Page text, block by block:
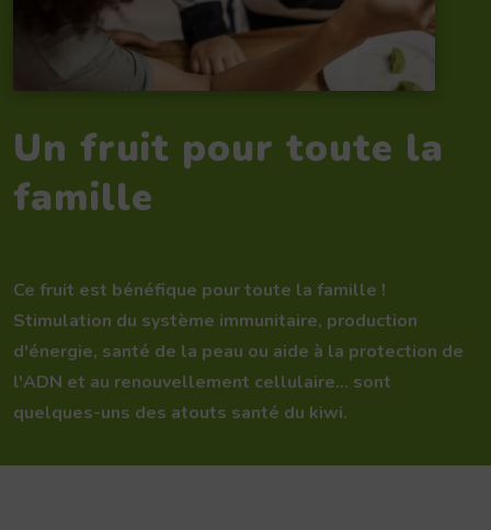
Un fruit pour toute la
famille
Ce fruit est bénéfique pour toute la famille !
Stimulation du système immunitaire, production
d'énergie, santé de la peau ou aide à la protection de
l'ADN et au renouvellement cellulaire... sont
quelques-uns des atouts santé du kiwi.